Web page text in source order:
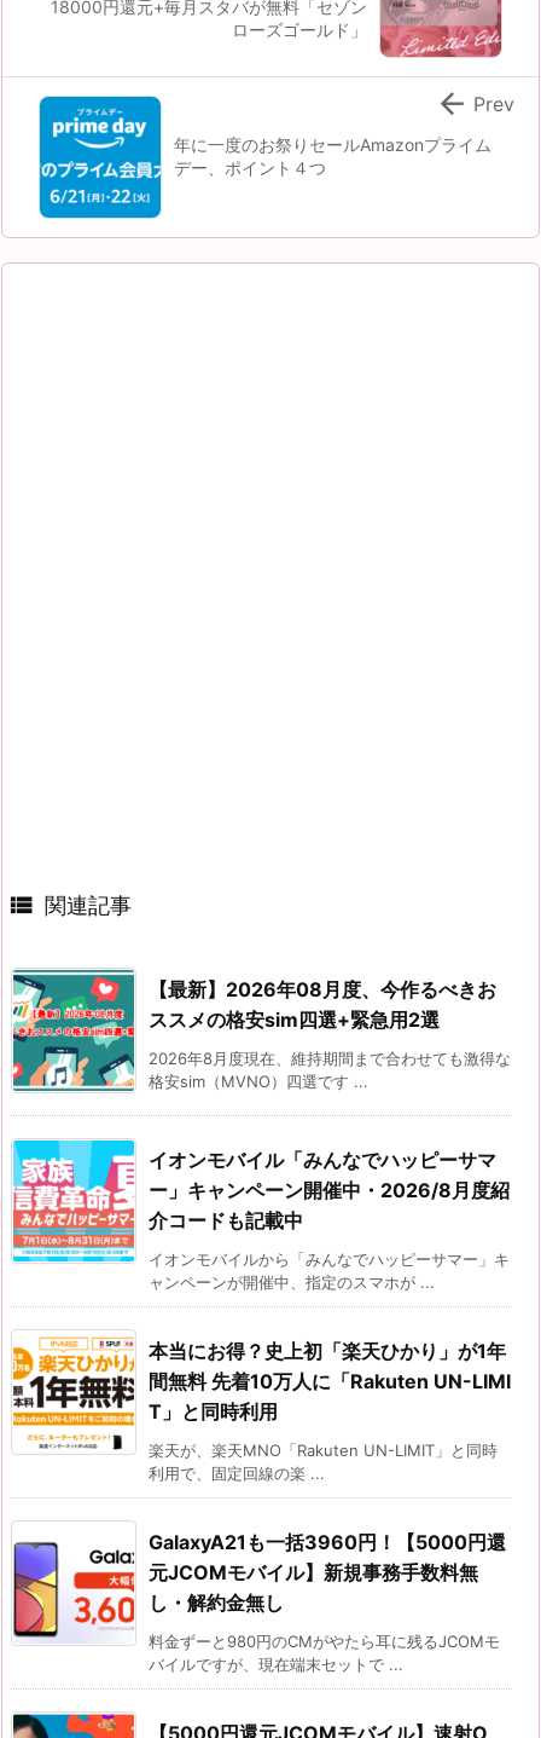
18000円還元+毎月スタバが無料「セゾン
ローズゴールド」
年に一度のお祭りセールAmazonプライム
デー、ポイント４つ
 Prev
 関連記事
【最新】2026年08月度、今作るべきお
ススメの格安sim四選+緊急用2選
2026年8月度現在、維持期間まで合わせても激得な
格安sim（MVNO）四選です ...
イオンモバイル「みんなでハッピーサマ
ー」キャンペーン開催中・2026/8月度紹
介コードも記載中
イオンモバイルから「みんなでハッピーサマー」キ
ャンペーンが開催中、指定のスマホが ...
本当にお得？史上初「楽天ひかり」が1年
間無料 先着10万人に「Rakuten UN-LIMI
T」と同時利用
楽天が、楽天MNO「Rakuten UN-LIMIT」と同時
利用で、固定回線の楽 ...
GalaxyA21も一括3960円！【5000円還
元JCOMモバイル】新規事務手数料無
し・解約金無し
料金ずーと980円のCMがやたら耳に残るJCOMモ
バイルですが、現在端末セットで ...